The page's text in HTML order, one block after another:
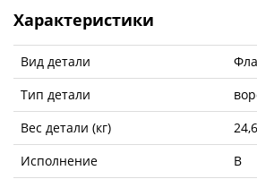
Характеристики
Вид детали
Тип детали
Вес детали (кг)
24,6
Исполнение
B